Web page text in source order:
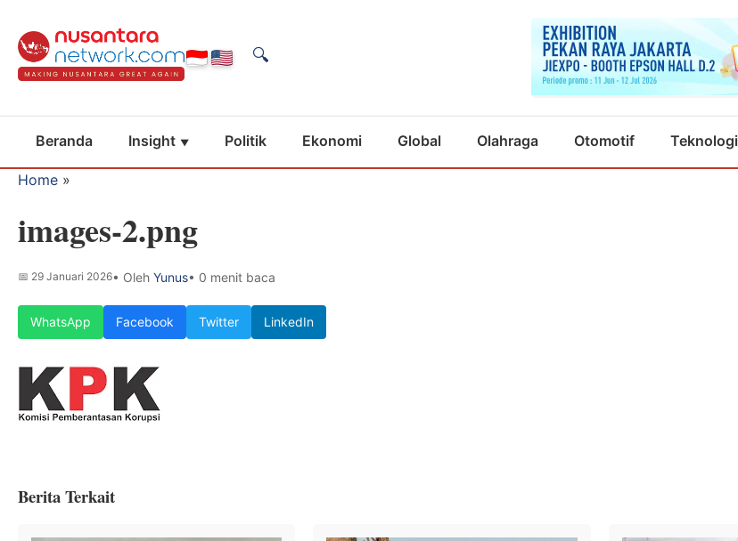
🔍
Beranda Insight Politik Ekonomi Global Olahraga Otomotif Teknologi
Home »
images-2.png
📅 29 Januari 2026• Oleh Yunus• 0 menit baca
WhatsApp Facebook Twitter LinkedIn
Berita Terkait